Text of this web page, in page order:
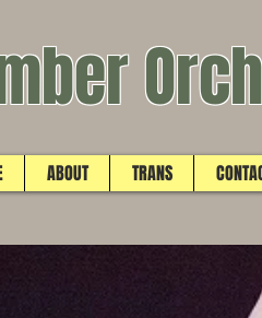
ABOUT TRANS